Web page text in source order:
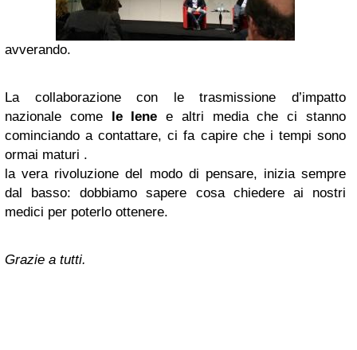
avverando.
La collaborazione con le trasmissione d’impatto
nazionale come le Iene e altri media che ci stanno
cominciando a contattare, ci fa capire che i tempi sono
ormai maturi .
la vera rivoluzione del modo di pensare, inizia sempre
dal basso: dobbiamo sapere cosa chiedere ai nostri
medici per poterlo ottenere.
Grazie a tutti.